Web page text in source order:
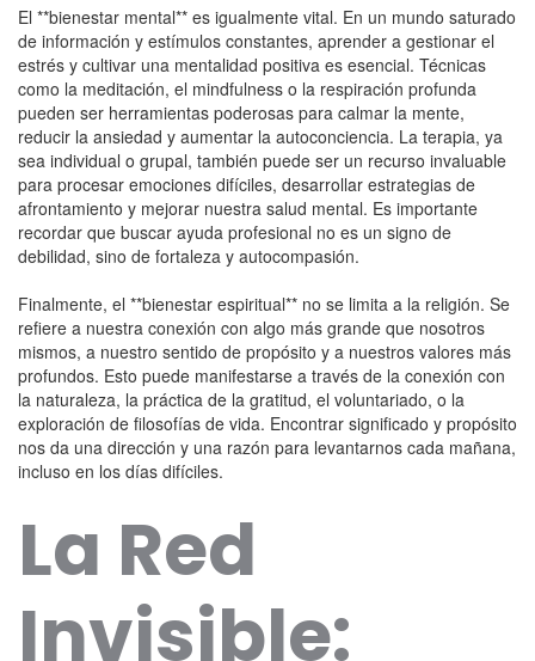
El **bienestar mental** es igualmente vital. En un mundo saturado
de información y estímulos constantes, aprender a gestionar el
estrés y cultivar una mentalidad positiva es esencial. Técnicas
como la meditación, el mindfulness o la respiración profunda
pueden ser herramientas poderosas para calmar la mente,
reducir la ansiedad y aumentar la autoconciencia. La terapia, ya
sea individual o grupal, también puede ser un recurso invaluable
para procesar emociones difíciles, desarrollar estrategias de
afrontamiento y mejorar nuestra salud mental. Es importante
recordar que buscar ayuda profesional no es un signo de
debilidad, sino de fortaleza y autocompasión.
Finalmente, el **bienestar espiritual** no se limita a la religión. Se
refiere a nuestra conexión con algo más grande que nosotros
mismos, a nuestro sentido de propósito y a nuestros valores más
profundos. Esto puede manifestarse a través de la conexión con
la naturaleza, la práctica de la gratitud, el voluntariado, o la
exploración de filosofías de vida. Encontrar significado y propósito
nos da una dirección y una razón para levantarnos cada mañana,
incluso en los días difíciles.
La Red
Invisible: